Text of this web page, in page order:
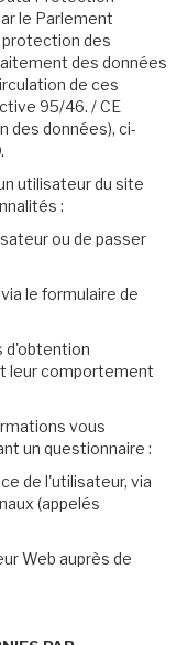
le Parlement
protection des
des données
de ces
95/46. / CE
des données), ci-
utilisateur du site
:
ou de passer
le formulaire de
d'obtention
leur comportement
vous
un questionnaire :
de l'utilisateur, via
(appelés
Web auprès de